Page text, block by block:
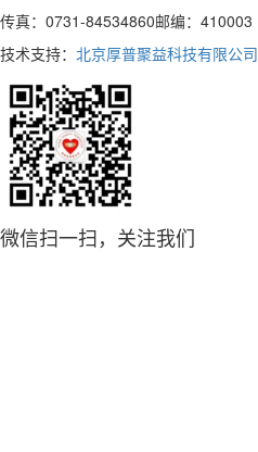
传真：0731-84534860邮编：410003
技术支持： 北京厚普聚益科技有限公司
微信扫一扫，关注我们